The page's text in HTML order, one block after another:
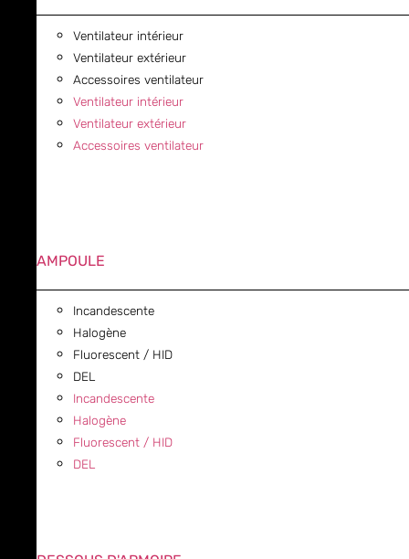
Ventilateur intérieur
Ventilateur extérieur
Accessoires ventilateur
Ventilateur intérieur
Ventilateur extérieur
Accessoires ventilateur
AMPOULE
Incandescente
Halogène
Fluorescent / HID
DEL
Incandescente
Halogène
Fluorescent / HID
DEL